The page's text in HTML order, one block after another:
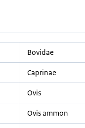
Bovidae
Caprinae
Ovis
Ovis ammon